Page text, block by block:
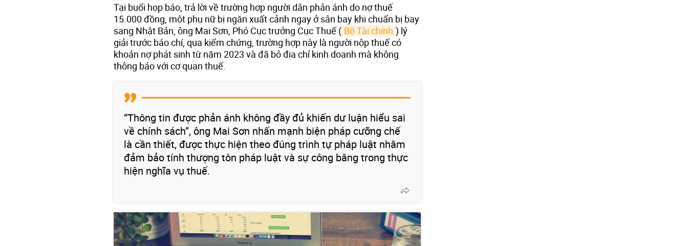
Tại buổi họp báo, trả lời về trường hợp người dân phản ánh do nợ thuế
15.000 đồng, một phụ nữ bị ngăn xuất cảnh ngay ở sân bay khi chuẩn bị bay
sang Nhật Bản, ông Mai Sơn, Phó Cục trưởng Cục Thuế ( Bộ Tài chính ) lý
giải trước báo chí, qua kiểm chứng, trường hợp này là người nộp thuế có
khoản nợ phát sinh từ năm 2023 và đã bỏ địa chỉ kinh doanh mà không
thông báo với cơ quan thuế.
“Thông tin được phản ánh không đầy đủ khiến dư luận hiểu sai
về chính sách”, ông Mai Sơn nhấn mạnh biện pháp cưỡng chế
là cần thiết, được thực hiện theo đúng trình tự pháp luật nhằm
đảm bảo tính thượng tôn pháp luật và sự công bằng trong thực
hiện nghĩa vụ thuế.